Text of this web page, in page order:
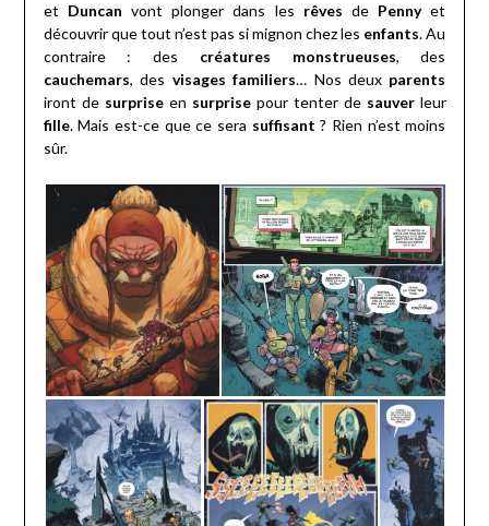
et Duncan vont plonger dans les rêves de Pennyet
découvrir que tout n’est pas si mignon chez les enfants. Au
contraire : des créatures monstrueuses, des
cauchemars, des visages familiers… Nos deux parents
iront de surpriseen surprisepour tenter de sauverleur
fille. Mais est-ce que ce sera suffisant ? Rien n’est moins
sûr.